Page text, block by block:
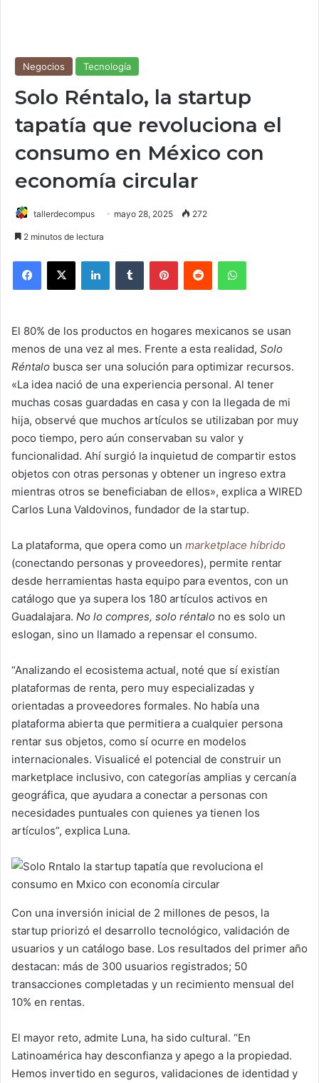
Negocios Tecnología
Solo Réntalo, la startup
tapatía que revoluciona el
consumo en México con
economía circular
tallerdecompus mayo 28, 2025 272
2 minutos de lectura
El 80% de los productos en hogares mexicanos se usan
menos de una vez al mes. Frente a esta realidad, Solo
Réntalo busca ser una solución para optimizar recursos.
«La idea nació de una experiencia personal. Al tener
muchas cosas guardadas en casa y con la llegada de mi
hija, observé que muchos artículos se utilizaban por muy
poco tiempo, pero aún conservaban su valor y
funcionalidad. Ahí surgió la inquietud de compartir estos
objetos con otras personas y obtener un ingreso extra
mientras otros se beneficiaban de ellos», explica a WIRED
Carlos Luna Valdovinos, fundador de la startup.
La plataforma, que opera como un marketplace híbrido
(conectando personas y proveedores), permite rentar
desde herramientas hasta equipo para eventos, con un
catálogo que ya supera los 180 artículos activos en
Guadalajara. No lo compres, solo réntalo no es solo un
eslogan, sino un llamado a repensar el consumo.
“Analizando el ecosistema actual, noté que sí existían
plataformas de renta, pero muy especializadas y
orientadas a proveedores formales. No había una
plataforma abierta que permitiera a cualquier persona
rentar sus objetos, como sí ocurre en modelos
internacionales. Visualicé el potencial de construir un
marketplace inclusivo, con categorías amplias y cercanía
geográfica, que ayudara a conectar a personas con
necesidades puntuales con quienes ya tienen los
artículos”, explica Luna.
Con una inversión inicial de 2 millones de pesos, la
startup priorizó el desarrollo tecnológico, validación de
usuarios y un catálogo base. Los resultados del primer año
destacan: más de 300 usuarios registrados; 50
transacciones completadas y un recimiento mensual del
10% en rentas.
El mayor reto, admite Luna, ha sido cultural. “En
Latinoamérica hay desconfianza y apego a la propiedad.
Hemos invertido en seguros, validaciones de identidad y